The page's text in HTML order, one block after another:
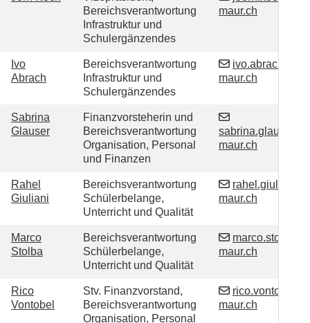
Bereichsverantwortung
Infrastruktur und
Schulergänzendes
maur.ch
Ivo
Abrach
Funktion
Bereichsverantwortung
Infrastruktur und
Schulergänzendes
maur.ch
Sabrina
Glauser
Funktion
Finanzvorsteherin und
Bereichsverantwortung
Organisation, Personal
und Finanzen
maur.ch
Rahel
Giuliani
Funktion
Bereichsverantwortung
Schülerbelange,
Unterricht und Qualität
maur.ch
Marco
Stolba
Funktion
Bereichsverantwortung
Schülerbelange,
Unterricht und Qualität
maur.ch
Rico
Vontobel
Funktion
Stv. Finanzvorstand,
Bereichsverantwortung
Organisation, Personal
maur.ch